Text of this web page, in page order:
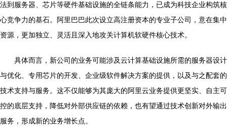
法到服务器、芯片等硬件基础设施的全链条能力，已成为科技企业构筑核
心竞争力的基石。阿里巴巴此次设立高注册资本的专业子公司，意在集中
资源，更加独立、灵活且深入地攻关计算机软硬件核心技术。
具体而言，新公司的业务可能涉及云计算基础设施所需的服务器设计
与优化、专用芯片的开发、企业级软件解决方案的提供，以及与之配套的
技术支持与服务。这不仅能够为其庞大的阿里云业务提供更坚实、自主可
控的底层支持，降低对外部供应链的依赖，也有望通过技术创新对外输出
服务，形成新的业务增长点。